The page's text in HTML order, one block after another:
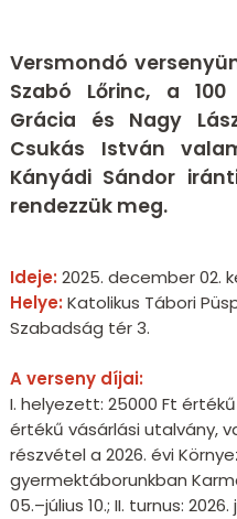
Versmondó
Szabó Lőrinc, a
Grácia és Nagy
Csukás István
Kányádi Sándor
rendezzük meg.
Ideje: 2025. december 02.
Helye: Katolikus Tábori
Szabadság tér 3.
A verseny díjai:
I. helyezett: 25000 Ft
értékű vásárlási utalvány,
részvétel a 2026. évi
gyermektáborunkban
05.–július 10.; II. turnus: 2026.